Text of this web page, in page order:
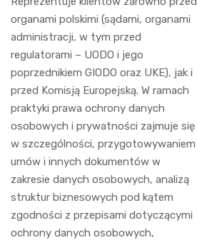
organami polskimi (sądami, organami
administracji, w tym przed
regulatorami – UODO i jego
poprzednikiem GIODO oraz UKE), jak i
przed Komisją Europejską. W ramach
praktyki prawa ochrony danych
osobowych i prywatności zajmuje się
w szczególności, przygotowywaniem
umów i innych dokumentów w
zakresie danych osobowych, analizą
struktur biznesowych pod kątem
zgodności z przepisami dotyczącymi
ochrony danych osobowych,